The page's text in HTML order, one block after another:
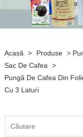
Acasă > Produse >
Sac De Cafea
>
Pungă De Cafea Din
Cu 3 Laturi